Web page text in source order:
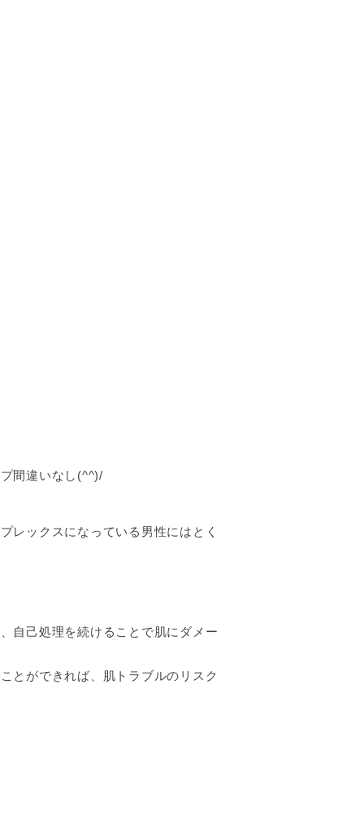
間違いなし(^^)/
レックスになっている男性にはとく
自己処理を続けることで肌にダメー
とができれば、肌トラブルのリスク